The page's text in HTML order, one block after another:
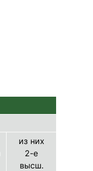
из них
2-е
высш.